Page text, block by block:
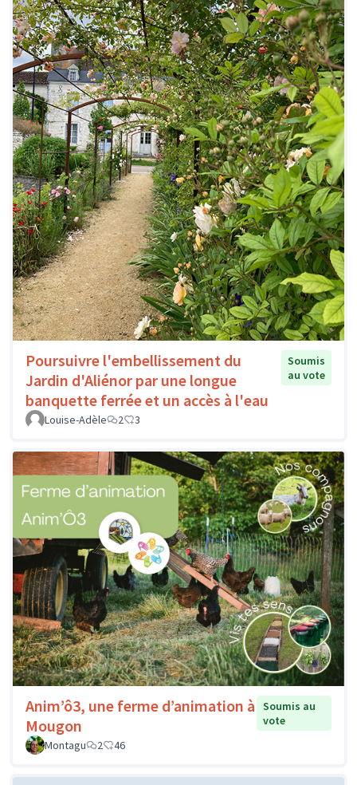
Poursuivre l'embellissement du
Jardin d'Aliénor par une longue
banquette ferrée et un accès à l'eau
Soumis
au vote
Louise-Adèle 2 3
Anim’ô3, une ferme d’animation à
Mougon
Soumis au
vote
Montagu
2 46